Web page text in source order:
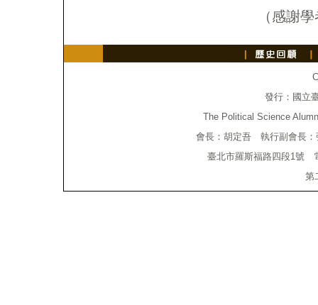
（感謝
發行：國立
The Political Science
會長：胡定吾 執行副會長
臺北市羅斯福路四段1號
第